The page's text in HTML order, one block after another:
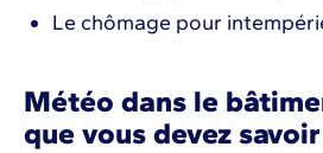
Le chômage pour
Météo dans le
que vous devez savoir